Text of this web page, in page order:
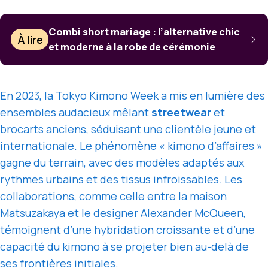
À lire
Combi short mariage : l’alternative chic
et moderne à la robe de cérémonie
En 2023, la Tokyo Kimono Week a mis en lumière des
ensembles audacieux mêlant streetwearet
brocarts anciens, séduisant une clientèle jeune et
internationale. Le phénomène « kimono d’affaires »
gagne du terrain, avec des modèles adaptés aux
rythmes urbains et des tissus infroissables. Les
collaborations, comme celle entre la maison
Matsuzakaya et le designer Alexander McQueen,
témoignent d’une hybridation croissante et d’une
capacité du kimono à se projeter bien au-delà de
ses frontières initiales.